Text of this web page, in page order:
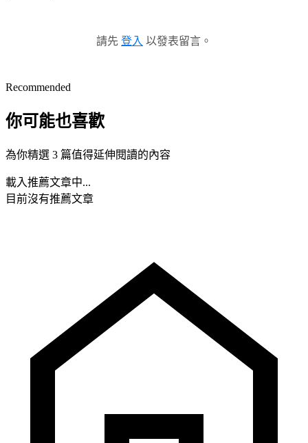
請先 登入 以發表留言。
Recommended
你可能也喜歡
為你精選 3 篇值得延伸閱讀的內容
載入推薦文章中...
目前沒有推薦文章